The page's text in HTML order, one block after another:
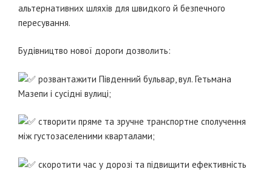
альтернативних шляхів для швидкого й безпечного
пересування.
Будівництво нової дороги дозволить:
розвантажити Південний бульвар, вул. Гетьмана
Мазепи і сусідні вулиці;
створити пряме та зручне транспортне сполучення
між густозаселеними кварталами;
скоротити час у дорозі та підвищити ефективність